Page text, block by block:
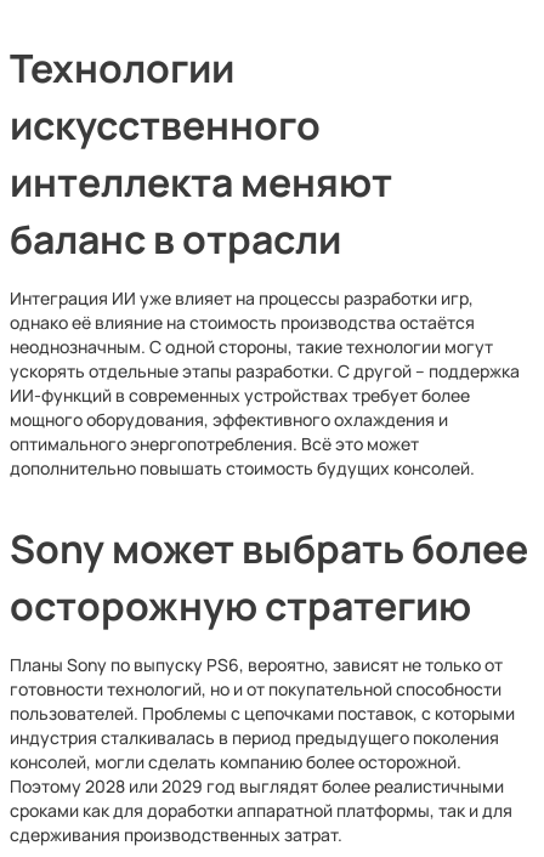
Технологии
искусственного
интеллекта меняют
баланс в отрасли
Интеграция ИИ уже влияет на процессы разработки игр,
однако её влияние на стоимость производства остаётся
неоднозначным. С одной стороны, такие технологии могут
ускорять отдельные этапы разработки. С другой – поддержка
ИИ-функций в современных устройствах требует более
мощного оборудования, эффективного охлаждения и
оптимального энергопотребления. Всё это может
дополнительно повышать стоимость будущих консолей.
Sony может выбрать более
осторожную стратегию
Планы Sony по выпуску PS6, вероятно, зависят не только от
готовности технологий, но и от покупательной способности
пользователей. Проблемы с цепочками поставок, с которыми
индустрия сталкивалась в период предыдущего поколения
консолей, могли сделать компанию более осторожной.
Поэтому 2028 или 2029 год выглядят более реалистичными
сроками как для доработки аппаратной платформы, так и для
сдерживания производственных затрат.